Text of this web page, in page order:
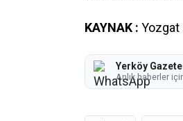
KAYNAK : Yozgat
Yerköy
Anlık haberler